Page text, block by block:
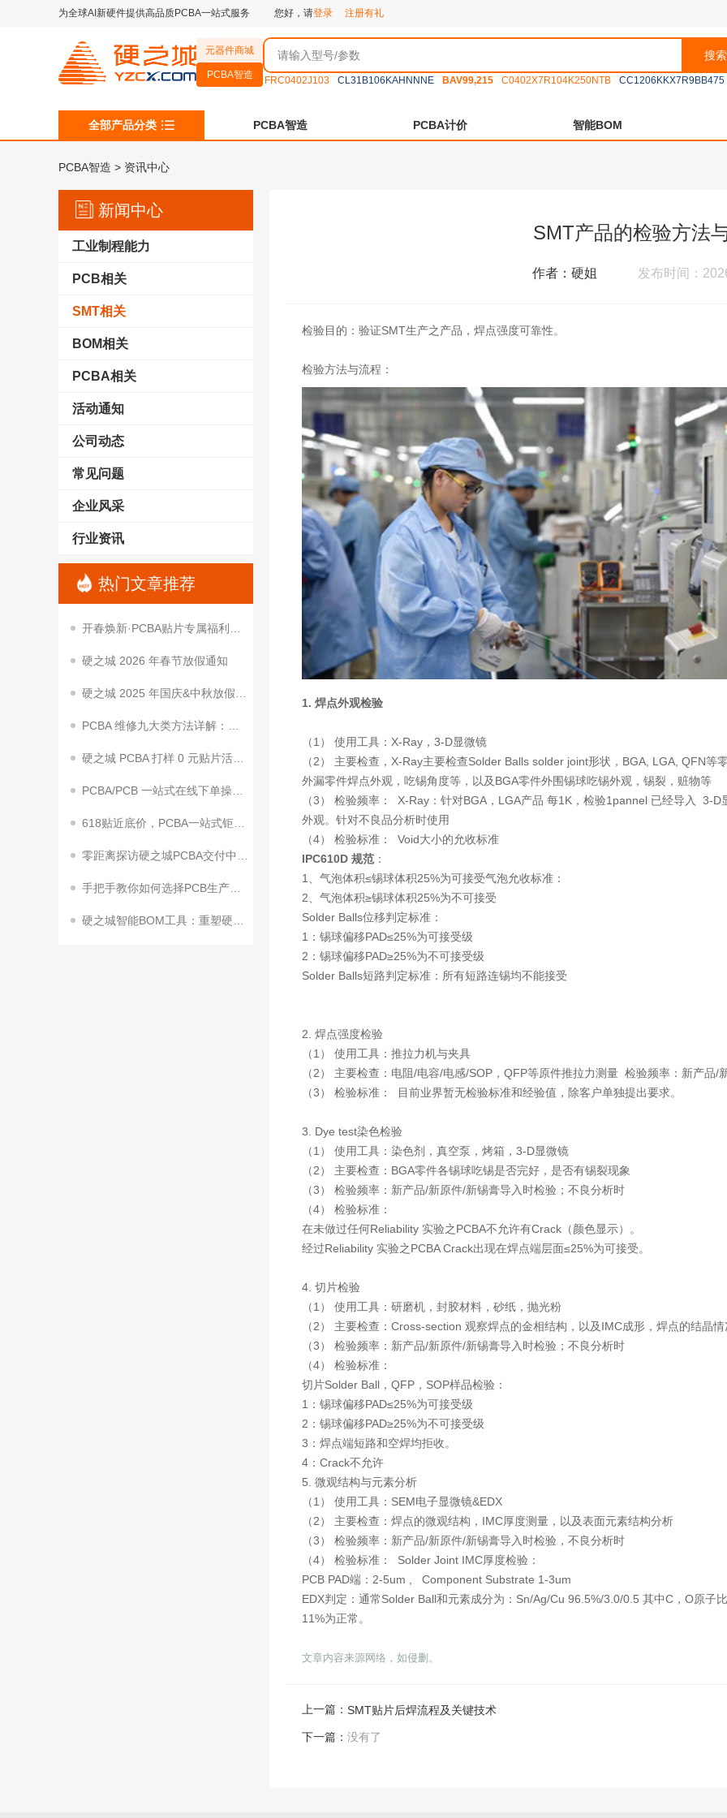
为全球AI新硬件提供高品质PCBA一站式服务 您好，请登录 注册有礼
元器件商城
PCBA智造
搜索
FRC0402J103 CL31B106KAHNNNE BAV99,215 C0402X7R104K250NTB CC1206KKX7R9BB475
全部产品分类 PCBA智造 PCBA计价 智能BOM
PCBA智造 > 资讯中心
新闻中心
工业制程能力
PCB相关
SMT相关
BOM相关
PCBA相关
活动通知
公司动态
常见问题
企业风采
行业资讯
热门文章推荐
开春焕新·PCBA贴片专属福利｜降本让利，助你抢占开春项目先机
硬之城 2026 年春节放假通知
硬之城 2025 年国庆&中秋放假通知
PCBA 维修九大类方法详解：从基础到进阶的实用技巧
硬之城 PCBA 打样 0 元贴片活动来袭！助力终端客户加速量产
PCBA/PCB 一站式在线下单操作指南
618贴近底价，PCBA一站式钜惠狂飙！
零距离探访硬之城PCBA交付中心2期来了
手把手教你如何选择PCB生产工艺参数
硬之城智能BOM工具：重塑硬件研发效率，赋能企业创新升级
SMT产品的检验方法
作者：硬姐 发布时间：
检验目的：验证SMT生产之产品，焊点强度可靠性。
检验方法与流程：
1. 焊点外观检验
（1） 使用工具：X-Ray，3-D显微镜
（2） 主要检查，X-Ray主要检查Solder Balls solder joint形状，BGA, LGA, QFN
外漏零件焊点外观，吃锡角度等，以及BGA零件外围锡球吃锡外观，锡裂，赃物等
（3） 检验频率： X-Ray：针对BGA，LGA产品 每1K，检验1pannel 已经导入 3-
外观。针对不良品分析时使用
（4） 检验标准： Void大小的允收标准
IPC610D 规范 ：
1、气泡体积≤锡球体积25%为可接受气泡允收标准：
2、气泡体积≥锡球体积25%为不可接受
Solder Balls位移判定标准：
1：锡球偏移PAD≤25%为可接受级
2：锡球偏移PAD≥25%为不可接受级
Solder Balls短路判定标准：所有短路连锡均不能接受
2. 焊点强度检验
（1） 使用工具：推拉力机与夹具
（2） 主要检查：电阻/电容/电感/SOP ，QFP等原件推拉力测量 检验频率：新产品/
（3） 检验标准： 目前业界暂无检验标准和经验值，除客户单独提出要求。
3. Dye test染色检验
（1） 使用工具：染色剂，真空泵，烤箱，3-D显微镜
（2） 主要检查：BGA零件各锡球吃锡是否完好，是否有锡裂现象
（3） 检验频率：新产品/新原件/新锡膏导入时检验；不良分析时
（4） 检验标准：
在未做过任何Reliability 实验之PCBA不允许有Crack（颜色显示）。
经过Reliability 实验之PCBA Crack出现在焊点端层面≤25%为可接受。
4. 切片检验
（1） 使用工具：研磨机，封胶材料，砂纸，抛光粉
（2） 主要检查：Cross-section 观察焊点的金相结构，以及IMC成形，焊点的结晶
（3） 检验频率：新产品/新原件/新锡膏导入时检验；不良分析时
（4） 检验标准：
切片Solder Ball，QFP，SOP样品检验：
1：锡球偏移PAD≤25%为可接受级
2：锡球偏移PAD≥25%为不可接受级
3：焊点端短路和空焊均拒收。
4：Crack不允许
5. 微观结构与元素分析
（1） 使用工具：SEM电子显微镜&EDX
（2） 主要检查：焊点的微观结构，IMC厚度测量，以及表面元素结构分析
（3） 检验频率：新产品/新原件/新锡膏导入时检验，不良分析时
（4） 检验标准： Solder Joint IMC厚度检验：
PCB PAD端：2-5um , Component Substrate 1-3um
EDX判定：通常Solder Ball和元素成分为：Sn/Ag/Cu 96.5%/3.0/0.5 其中C，O原
11%为正常。
文章内容来源网络，如侵删。
上一篇： SMT贴片后焊流程及关键技术
下一篇： 没有了